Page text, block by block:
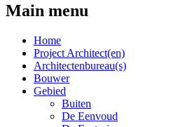
Main menu
Home
Project Architect(en)
Architectenbureau(s)
Bouwer
Gebied
Buiten
De Eenvoud